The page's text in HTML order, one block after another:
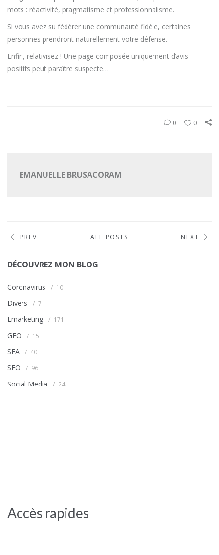
mots : réactivité, pragmatisme et professionnalisme.
Si vous avez su fédérer une communauté fidèle, certaines
personnes prendront naturellement votre défense.
Enfin, relativisez ! Une page composée uniquement d’avis
positifs peut paraître suspecte…
0 0
EMANUELLE BRUSACORAM
PREV ALL POSTS NEXT
DÉCOUVREZ MON BLOG
Coronavirus 10
Divers 7
Emarketing 171
GEO 15
SEA 40
SEO 96
Social Media 24
Accès rapides